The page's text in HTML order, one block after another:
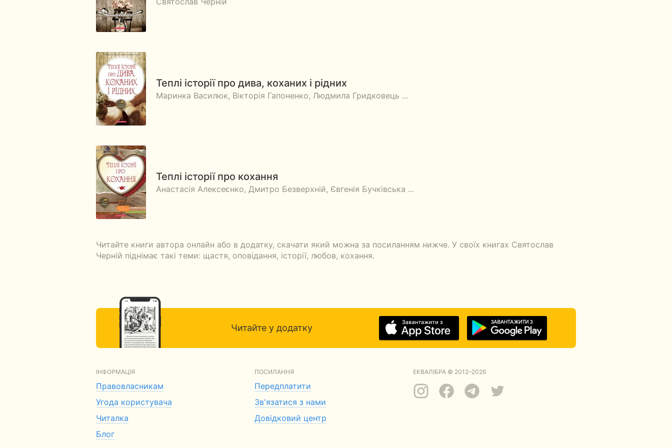
Теплі історії про дива, коханих і рідних
Маринка Василюк, Вікторія Гапоненко, Людмила Гридковець ...
Теплі історії про кохання
Анастасія Алексеєнко, Дмитро Безверхній, Євгенія Бучківська ...
Читайте книги автора онлайн або в додатку, скачати який можна за посиланням нижче. У своїх книгах Святослав
Черній піднімає такі теми: щастя, оповідання, історії, любов, кохання.
Читайте у додатку
ІНФОРМАЦІЯ
Правовласникам
Угода користувача
Читалка
Блог
ПОСИЛАННЯ
Передплатити
Зв'язатися з нами
Довідковий центр
ЕКВАЛІБРА © 2012–2026